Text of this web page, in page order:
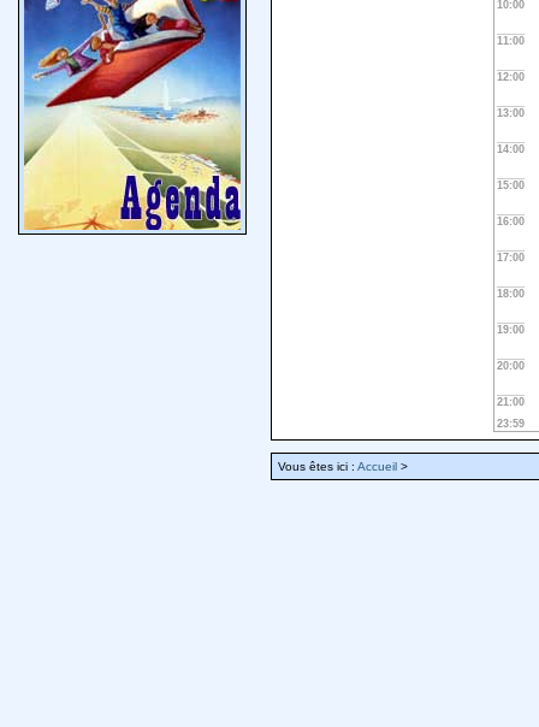
10:00
11:00
12:00
13:00
14:00
15:00
16:00
17:00
18:00
19:00
20:00
21:00
23:59
Vous êtes ici : Accueil >